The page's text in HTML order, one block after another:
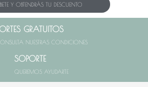
Y OBTENDRÁS TU DESCUENTO
GRATUITOS
NUESTRAS CONDICIONES
SOPORTE
QUEREMOS AYUDARTE